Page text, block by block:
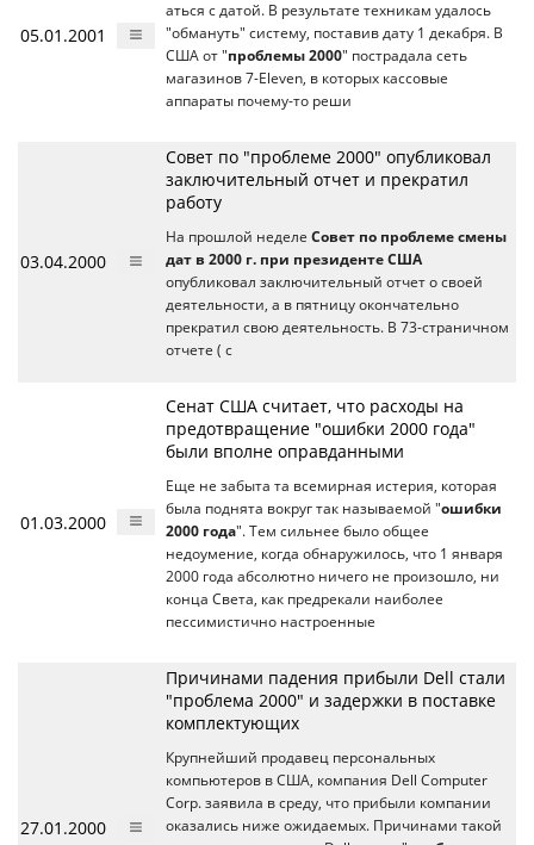
05.01.2001
аться с датой. В результате техникам удалось
"обмануть" систему, поставив дату 1 декабря. В
США от "проблемы 2000" пострадала сеть
магазинов 7-Eleven, в которых кассовые
аппараты почему-то реши
03.04.2000
Совет по "проблеме 2000" опубликовал
заключительный отчет и прекратил
работу
На прошлой неделе Совет по проблеме смены
дат в 2000 г. при президенте США
опубликовал заключительный отчет о своей
деятельности, а в пятницу окончательно
прекратил свою деятельность. В 73-страничном
отчете ( с
01.03.2000
Сенат США считает, что расходы на
предотвращение "ошибки 2000 года"
были вполне оправданными
Еще не забыта та всемирная истерия, которая
была поднята вокруг так называемой "ошибки
2000 года". Тем сильнее было общее
недоумение, когда обнаружилось, что 1 января
2000 года абсолютно ничего не произошло, ни
конца Света, как предрекали наиболее
пессимистично настроенные
27.01.2000
Причинами падения прибыли Dell стали
"проблема 2000" и задержки в поставке
комплектующих
Крупнейший продавец персональных
компьютеров в США, компания Dell Computer
Corp. заявила в среду, что прибыли компании
оказались ниже ожидаемых. Причинами такой